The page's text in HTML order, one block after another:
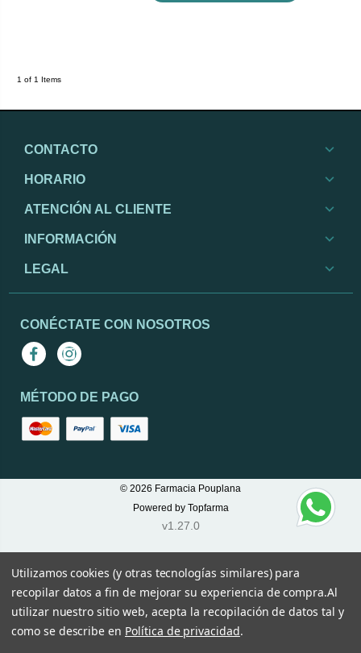
1 of 1 Items
CONTACTO
HORARIO
ATENCIÓN AL CLIENTE
INFORMACIÓN
LEGAL
CONÉCTATE CON NOSOTROS
FacebookInstagram
MÉTODO DE PAGO
© 2026 Farmacia Pouplana
Powered by Topfarma
v1.27.0
Utilizamos cookies (y otras tecnologías similares) para
recopilar datos a fin de mejorar su experiencia de compra.Al
utilizar nuestro sitio web, acepta la recopilación de datos tal y
como se describe en Política de privacidad.